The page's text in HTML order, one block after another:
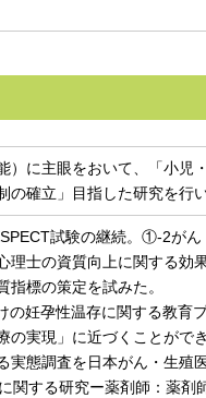
）に主眼をおいて、「小児
の確立」目指した研究を行
試験の継続。①-2が
理士の資質向上に関する
標の策定を試みた。
妊孕性温存に関する教育
の実現」に近づくことが
実態調査を日本がん・生殖
する研究ー薬剤師：薬剤